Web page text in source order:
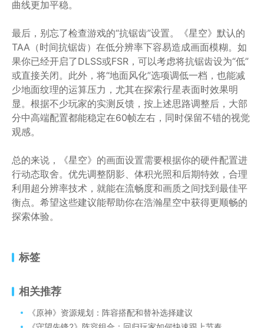
曲线更加平稳。
最后，别忘了检查游戏的“抗锯齿”设置。《星空》默认的
TAA（时间抗锯齿）在低分辨率下容易造成画面模糊。如
果你已经开启了DLSS或FSR，可以考虑将抗锯齿设为“低”
或直接关闭。此外，将“地面风化”选项调低一档，也能减
少地面纹理的运算压力，尤其在探索行星表面时效果明
显。根据不少玩家的实测反馈，按上述思路调整后，大部
分中高端配置都能稳定在60帧左右，同时保留不错的视觉
观感。
总的来说，《星空》的画面设置需要根据你的硬件配置进
行动态取舍。优先调整阴影、体积光照和后期特效，合理
利用超分辨率技术，就能在流畅度和画质之间找到最佳平
衡点。希望这些建议能帮助你在浩瀚星空中获得更顺畅的
探索体验。
标签
相关推荐
《原神》资源规划：阵容搭配和替补选择建议